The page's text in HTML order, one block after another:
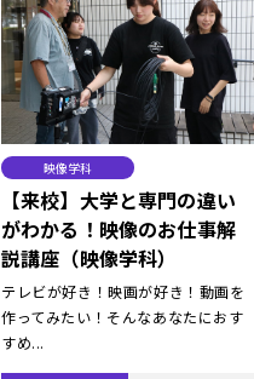
映像学科
【来校】大学と専門の違い
がわかる！映像のお仕事解
説講座（映像学科）
テレビが好き！映画が好き！動画を
作ってみたい！そんなあなたにおす
すめ...